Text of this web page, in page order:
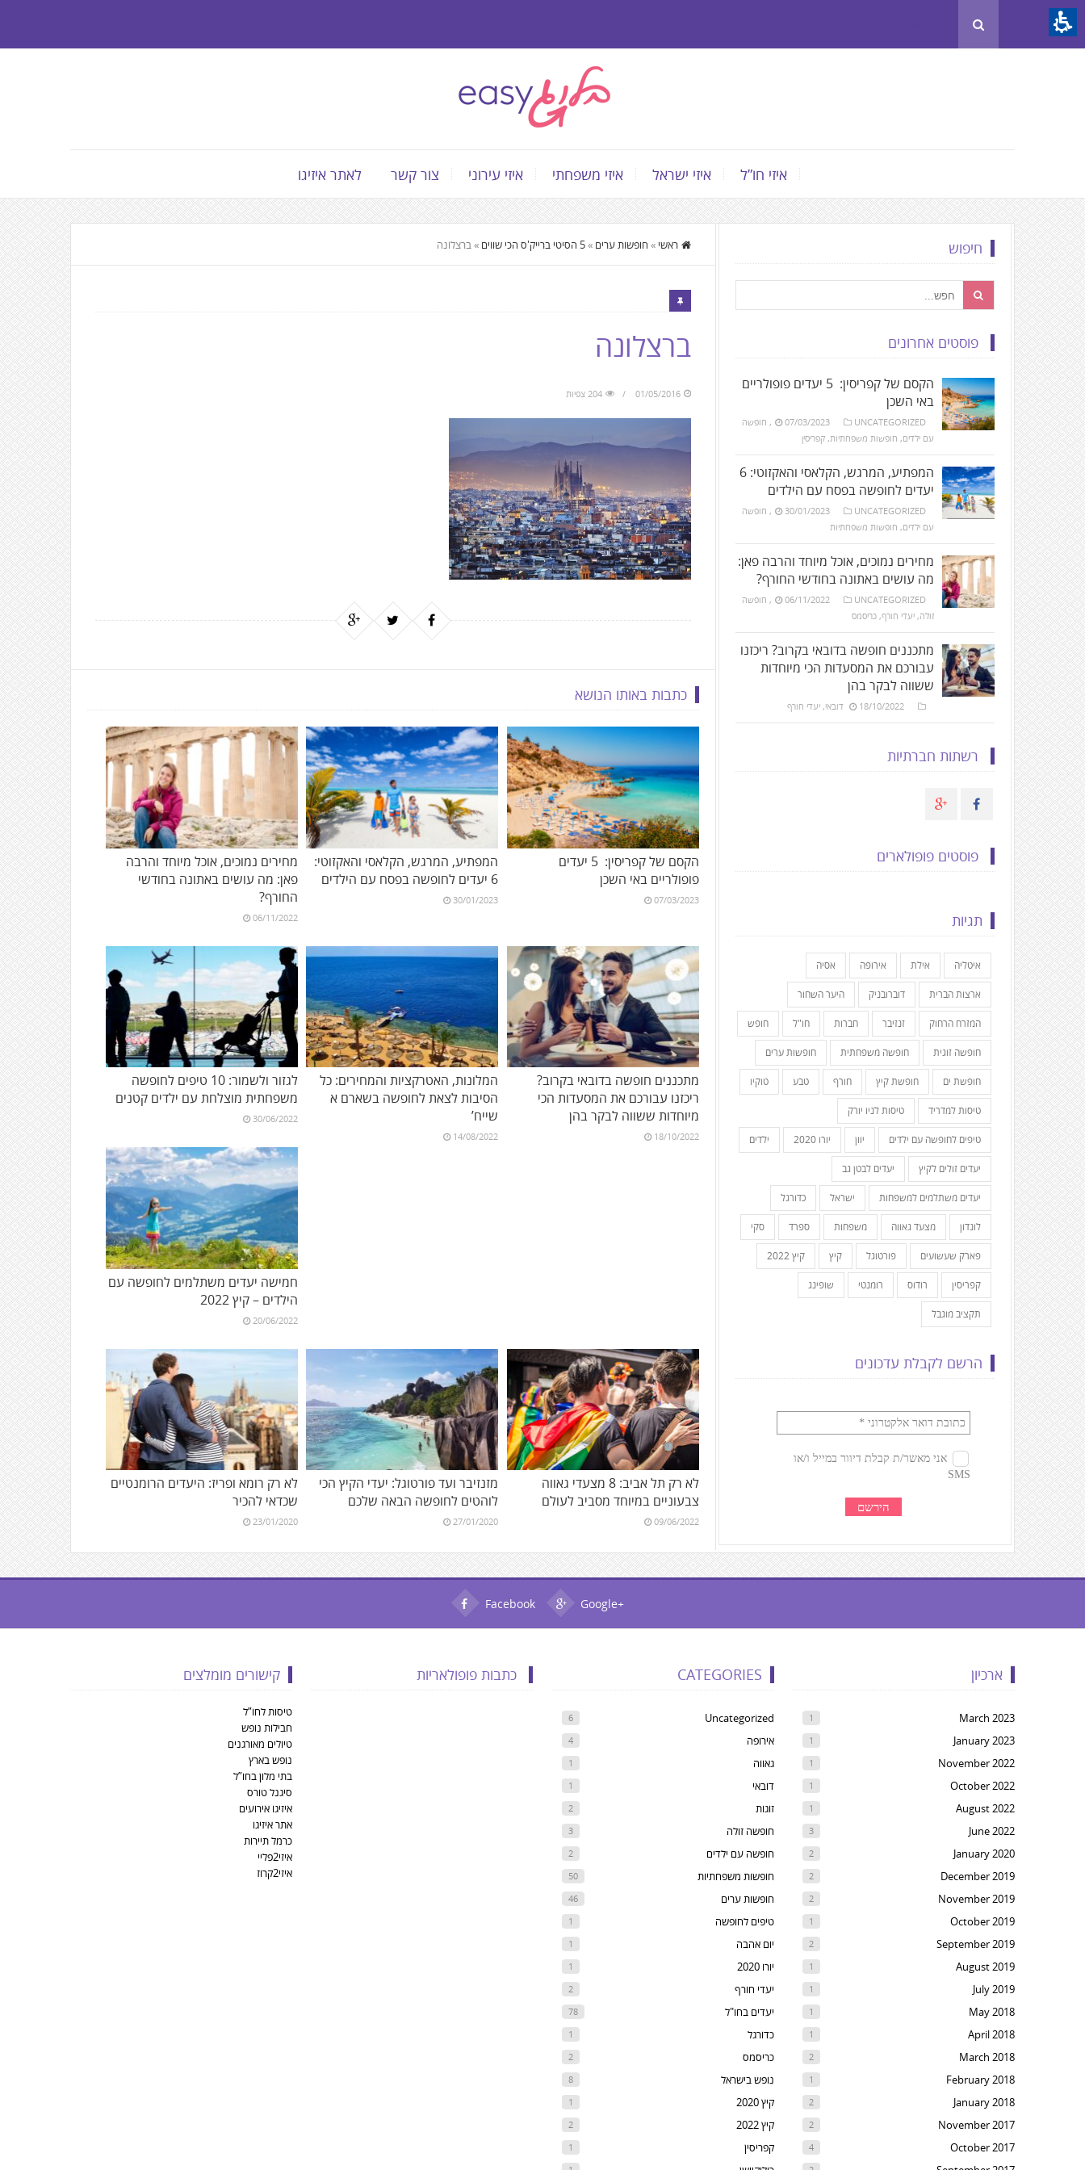
The
beginning
to
the
main
Content
איזי חו”ל איזי ישראל איזי משפחתי איזי עירוני צור קשר לאתר איזיגו
Enter
area
ראשי » חופשות ערים »5 הסיטי ברייק'ס הכי שווים »ברצלונה
ברצלונה
01/05/2016 204 צפיות
כתבות באותו הנושא
הקסם של קפריסין: 5 יעדים
פופולריים באי השכן
07/03/2023
המפתיע, המרגש, הקלאסי והאקזוטי:
6 יעדים לחופשה בפסח עם הילדים
30/01/2023
מחירים נמוכים, אוכל מיוחד והרבה
פאן: מה עושים באתונה בחודשי
החורף?
06/11/2022
מתכננים חופשה בדובאי בקרוב?
ריכזנו עבורכם את המסעדות הכי
מיוחדות ששווה לבקר בהן
18/10/2022
המלונות, האטרקציות והמחירים: כל
הסיבות לצאת לחופשה בשארם א
שייח’
14/08/2022
לגזור ולשמור: 10 טיפים לחופשה
משפחתית מוצלחת עם ילדים קטנים
30/06/2022
חמישה יעדים משתלמים לחופשה עם
הילדים – קיץ 2022
20/06/2022
לא רק תל אביב: 8 מצעדי גאווה
צבעוניים במיוחד מסביב לעולם
09/06/2022
מזנזיבר ועד פורטוגל: יעדי הקיץ הכי
לוהטים לחופשה הבאה שלכם
27/01/2020
לא רק רומא ופריז: היעדים הרומנטיים
שכדאי להכיר
23/01/2020
חיפוש
פוסטים אחרונים
הקסם של קפריסין: 5 יעדים פופולריים
באי השכן
07/03/2023 UNCATEGORIZED
, חופשה
עם ילדים, חופשות משפחתיות,קפריסין
המפתיע, המרגש, הקלאסי והאקזוטי: 6
יעדים לחופשה בפסח עם הילדים
30/01/2023 UNCATEGORIZED
, חופשה
עם ילדים, חופשות משפחתיות
מחירים נמוכים, אוכל מיוחד והרבה פאן:
מה עושים באתונה בחודשי החורף?
06/11/2022 UNCATEGORIZED
, חופשה
זולה,יעדי חורף,כריסמס
מתכננים חופשה בדובאי בקרוב? ריכזנו
עבורכם את המסעדות הכי מיוחדות
ששווה לבקר בהן
18/10/2022 דובאי,יעדי חורף
רשתות חברתיות
פוסטים פופולארים
תגיות
איטליה אילת אירופה אסיה
ארצות הברית דוברובניק היער השחור
המזרח הרחוק זנזיבר חברות חו"ל חופש
חופשה זוגית חופשה משפחתית חופשות ערים
חופשת ים חופשת קיץ חורף טבע טוקיו
טיסות למדריד טיסות לניו יורק
טיפים לחופשה עם ילדים יוון יורו 2020 ילדים
יעדים זולים לקיץ יעדים לבטן גב
יעדים משתלמים למשפחות ישראל כדורגל
לונדון מצעד גאווה משפחות ספרד סקי
פארק שעשועים פורטוגל קיץ קיץ 2022
קפריסין רודוס רומנטי שופינג
תקציב מוגבל
הרשם לקבלת עדכונים
Facebook Google+
קישורים מומלצים
טיסות לחו”ל
חבילות נופש
טיולים מאורגנים
נופש בארץ
בתי מלון בחו”ל
סיגנל טורס
איזיגו אירועים
אתר איזיגו
כרמל תיירות
איזי2פליי
איזי2קרוז
כתבות פופולאריות CATEGORIES
Uncategorized
6
אירופה 4
גאווה 1
דובאי 1
זוגות 2
חופשה זולה 3
חופשה עם ילדים 2
חופשות משפחתיות 50
חופשות ערים 46
טיפים לחופשה 1
יום אהבה 1
יורו 2020 1
יעדי חורף 2
יעדים בחו"ל 78
כדורגל 1
כריסמס 2
נופש בישראל 8
קיץ 2020 1
קיץ 2022 2
קפריסין 1
ארכיון
March 2023
1
January 2023
1
November 2022
1
October 2022
1
August 2022
1
June 2022
3
January 2020
2
December 2019
2
November 2019
2
October 2019
1
September 2019
2
August 2019
1
July 2019
1
May 2018
1
April 2018
1
March 2018
2
February 2018
1
January 2018
2
November 2017
2
October 2017
4